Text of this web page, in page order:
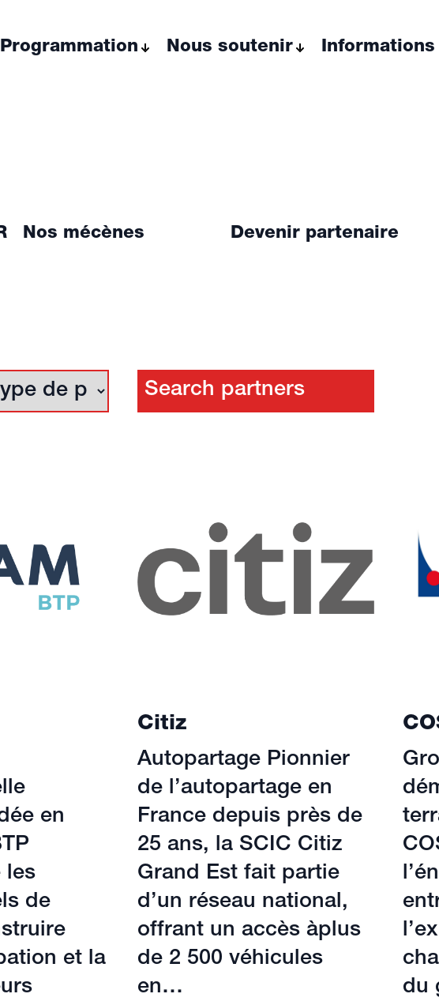
Programmation Nous soutenir
Nos mécènes Devenir partenaire
en
les
de
et la
Citiz
Autopartage Pionnier
de l’autopartage en
France depuis près de
25 ans, la SCIC Citiz
Grand Est fait partie
d’un réseau national,
offrant un accès àplus
de 2 500 véhicules
en…
du